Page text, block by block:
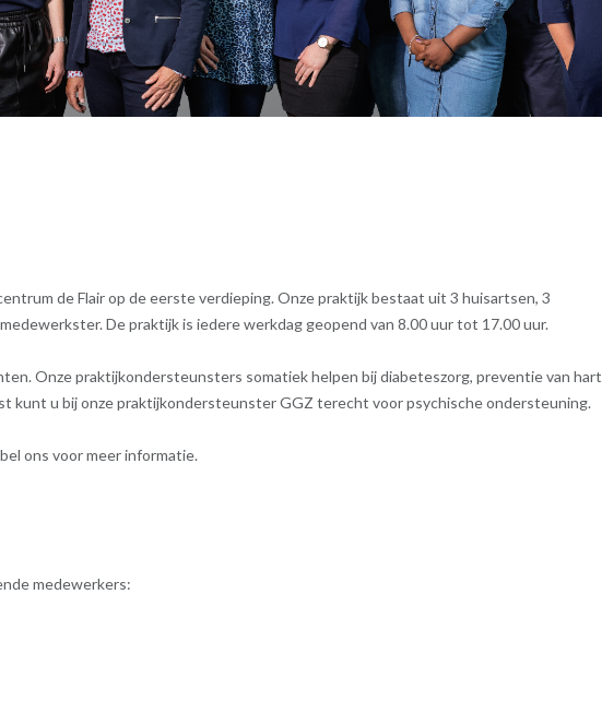
de Flair op de eerste verdieping. Onze praktijk bestaat uit 3 huisartsen, 3
De praktijk is iedere werkdag geopend van 8.00 uur tot 17.00 uur.
Onze praktijkondersteunsters somatiek helpen bij diabeteszorg, preventie van hart
kunt u bij onze praktijkondersteunster GGZ terecht voor psychische ondersteuning.
ons voor meer informatie.
medewerkers: